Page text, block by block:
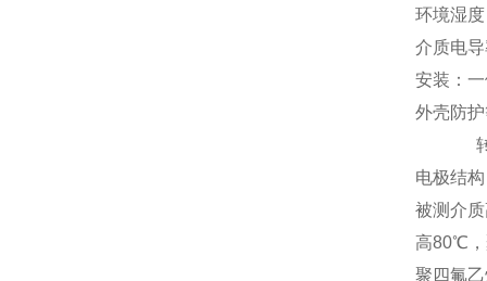
环境湿
介质电
安装：
外壳防
转换
电极结
被测介
高80℃，
聚四氟